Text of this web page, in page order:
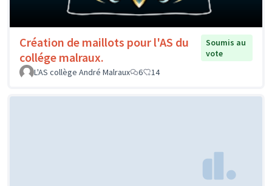
Création de maillots pour l'AS du
collége malraux.
Soumis au
vote
L'AS collège André Malraux
6 14